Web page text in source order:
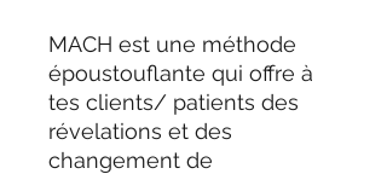
MACH est une méthode
époustouflante qui offre à
tes clients/ patients des
révelations et des
changement de